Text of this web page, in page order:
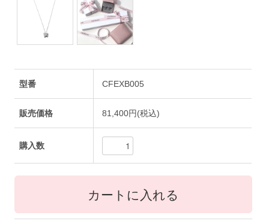
型番 CFEXB005
販売価格 81,400円(税込)
購入数